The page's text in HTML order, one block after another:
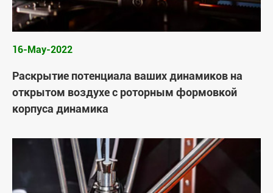
16-May-2022
Раскрытие потенциала ваших динамиков на
открытом воздухе с роторным формовкой
корпуса динамика